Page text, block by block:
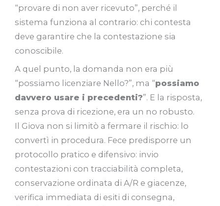
“provare di non aver ricevuto”, perché il
sistema funziona al contrario: chi contesta
deve garantire che la contestazione sia
conoscibile.
A quel punto, la domanda non era più
“possiamo licenziare Nello?”, ma “possiamo
davvero usare i precedenti?”. E la risposta,
senza prova di ricezione, era un no robusto.
Il Giova non si limitò a fermare il rischio: lo
convertì in procedura. Fece predisporre un
protocollo pratico e difensivo: invio
contestazioni con tracciabilità completa,
conservazione ordinata di A/R e giacenze,
verifica immediata di esiti di consegna,